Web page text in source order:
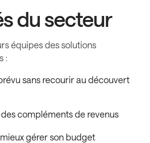
du secteur
équipes des solutions
:
sans recourir au découvert
compléments de revenus
gérer son budget